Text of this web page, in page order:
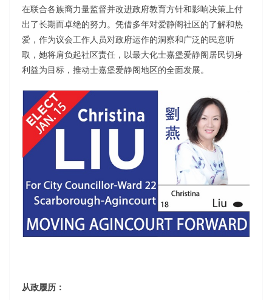
在联合各族裔力量监督并改进政府教育方针和影响决策上付
出了长期而卓绝的努力。凭借多年对爱静阁社区的了解和热
爱，作为议会工作人员对政府运作的洞察和广泛的民意听
取，她将肩负起社区责任，以最大化士嘉堡爱静阁居民切身
利益为目标，推动士嘉堡爱静阁地区的全面发展。
从政履历：